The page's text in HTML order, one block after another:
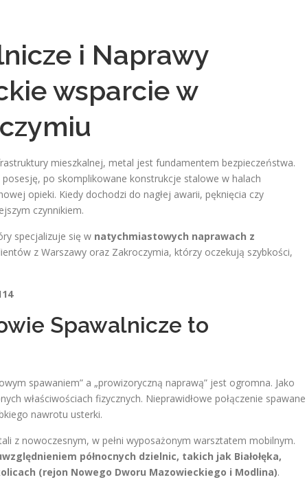
i Naprawy
wsparcie w
mieszkalnej, metal jest fundamentem bezpieczeństwa.
po skomplikowane konstrukcje stalowe w halach
opieki. Kiedy dochodzi do nagłej awarii, pęknięcia czy
czynnikiem.
specjalizuje się w natychmiastowych naprawach z
z Warszawy oraz Zakroczymia, którzy oczekują szybkości,
Spawalnicze to
spawaniem” a „prowizoryczną naprawą” jest ogromna. Jako
właściwościach fizycznych. Nieprawidłowe połączenie spawane
nawrotu usterki.
z nowoczesnym, w pełni wyposażonym warsztatem mobilnym.
północnych dzielnic, takich jak Białołęka,
(rejon Nowego Dworu Mazowieckiego i Modlina).